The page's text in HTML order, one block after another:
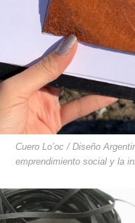
Cuero Lo’oc / Diseño
emprendimiento social y la